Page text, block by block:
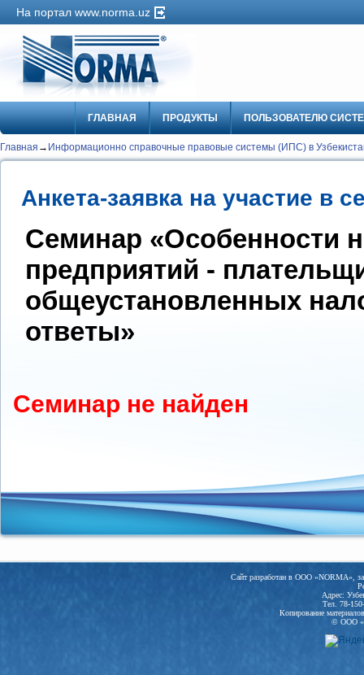
На портал www.norma.uz
ГЛАВНАЯ ПРОДУКТЫ ПОЛЬЗОВАТЕЛЮ
Главная → Информационно справочные правовые системы (ИПС) в
Анкета-заявка на участие в
Семинар «Особенности
предприятий -
общеустановленных
ответы»
Семинар не найден
Сайт разработан в ООО «NORMA»,
Адрес:
Тел. 78-
Копирование
© ООО